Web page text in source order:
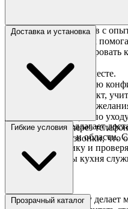
Команда специалистов с
мебельных компаниях
уверены, как
консультанты:
Проведут замеры на месте.
Подберут оптимальную
Создадут дизайн-проект,
помещения и ваши
Дадут рекомендации по
Связь доступна через
почту или видеозвонки, что
общение.
Доставка и установка
Гипермаркет предлагает
сборку в Москве и области.
подключат технику и
элементов, чтобы кухня
Гибкие условия
Покупка в рассрочку
Прозрачный каталог